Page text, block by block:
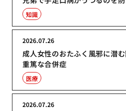
知識
成人女性のおたふく風邪に潜
重篤な合併症
2026.07.26
医療
2026.07.26